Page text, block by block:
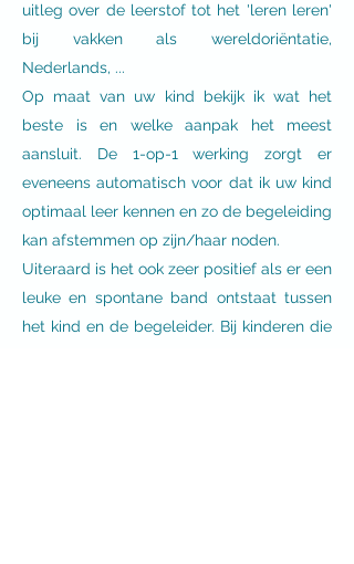
uitleg over de leerstof tot het 'leren leren'
bij vakken als wereldoriëntatie,
Nederlands, ...
Op maat van uw kind bekijk ik wat het
beste is en welke aanpak het meest
aansluit. De 1-op-1 werking zorgt er
eveneens automatisch voor dat ik uw kind
optimaal leer kennen en zo de begeleiding
kan afstemmen op zijn/haar noden.
Uiteraard is het ook zeer positief als er een
leuke en spontane band ontstaat tussen
het kind en de begeleider. Bij kinderen die